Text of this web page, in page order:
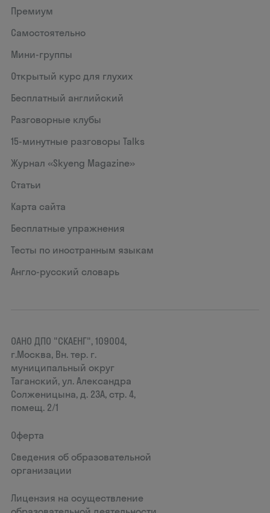
Премиум
Самостоятельно
Мини-группы
Открытый курс для глухих
Бесплатный английский
Разговорные клубы
15‑минутные разговоры Talks
Журнал «Skyeng Magazine»
Статьи
Карта сайта
Бесплатные упражнения
Тесты по иностранным языкам
Англо-русский словарь
ОАНО ДПО "СКАЕНГ", 109004,
г.Москва, Вн. тер. г.
муниципальный округ
Таганский, ул. Александра
Солженицына, д. 23А, стр. 4,
помещ. 2/1
Оферта
Сведения об образовательной
организации
Лицензия на осуществление